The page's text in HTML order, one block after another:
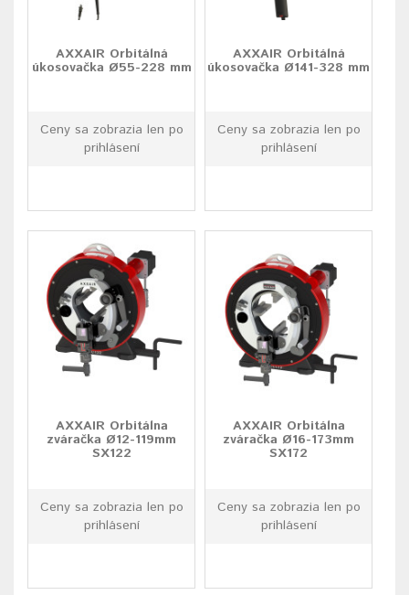
AXXAIR Orbitálná
úkosovačka Ø55-228 mm
Ceny sa zobrazia len po
prihlásení
AXXAIR Orbitálná
úkosovačka Ø141-328 mm
Ceny sa zobrazia len po
prihlásení
AXXAIR Orbitálna
zváračka Ø12-119mm
SX122
Ceny sa zobrazia len po
prihlásení
AXXAIR Orbitálna
zváračka Ø16-173mm
SX172
Ceny sa zobrazia len po
prihlásení